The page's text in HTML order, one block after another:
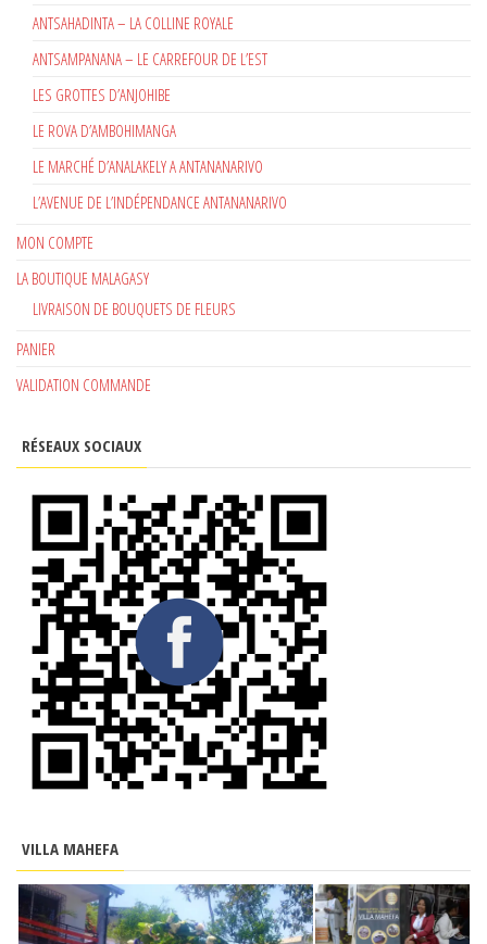
ANTSAHADINTA – LA COLLINE ROYALE
ANTSAMPANANA – LE CARREFOUR DE L’EST
LES GROTTES D’ANJOHIBE
LE ROVA D’AMBOHIMANGA
LE MARCHÉ D’ANALAKELY A ANTANANARIVO
L’AVENUE DE L’INDÉPENDANCE ANTANANARIVO
MON COMPTE
LA BOUTIQUE MALAGASY
LIVRAISON DE BOUQUETS DE FLEURS
PANIER
VALIDATION COMMANDE
RÉSEAUX SOCIAUX
VILLA MAHEFA